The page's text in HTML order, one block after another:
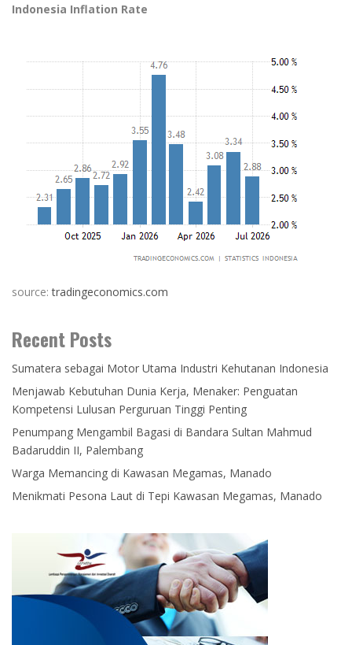
Indonesia Inflation Rate
source:tradingeconomics.com
Recent Posts
Sumatera sebagai Motor Utama Industri Kehutanan Indonesia
Menjawab Kebutuhan Dunia Kerja, Menaker: Penguatan
Kompetensi Lulusan Perguruan Tinggi Penting
Penumpang Mengambil Bagasi di Bandara Sultan Mahmud
Badaruddin II, Palembang
Warga Memancing di Kawasan Megamas, Manado
Menikmati Pesona Laut di Tepi Kawasan Megamas, Manado